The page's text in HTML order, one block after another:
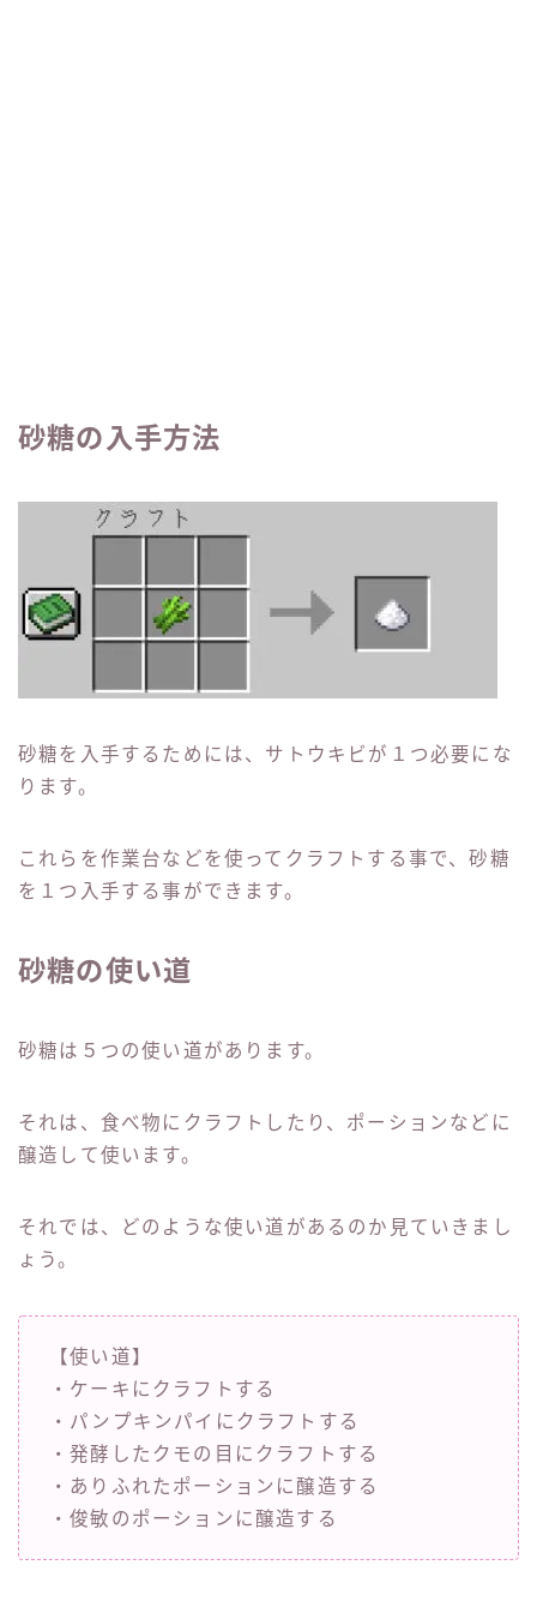
砂糖の入手方法
砂糖を入手するためには、サトウキビが１つ必要にな
ります。
これらを作業台などを使ってクラフトする事で、砂糖
を１つ入手する事ができます。
砂糖の使い道
砂糖は５つの使い道があります。
それは、食べ物にクラフトしたり、ポーションなどに
醸造して使います。
それでは、どのような使い道があるのか見ていきまし
ょう。
【使い道】
・ケーキにクラフトする
・パンプキンパイにクラフトする
・発酵したクモの目にクラフトする
・ありふれたポーションに醸造する
・俊敏のポーションに醸造する